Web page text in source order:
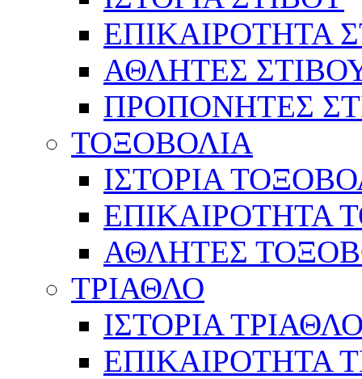
ΕΠΙΚΑΙΡΟΤΗΤΑ
ΑΘΛΗΤΕΣ
ΠΡΟΠΟΝΗΤΕΣ
ΤΟΞΟΒΟΛΙΑ
ΙΣΤΟΡΙΑ
ΕΠΙΚΑΙΡΟΤΗΤΑ
ΑΘΛΗΤΕΣ
ΤΡΙΑΘΛΟ
ΙΣΤΟΡΙΑ
ΕΠΙΚΑΙΡΟΤΗΤΑ